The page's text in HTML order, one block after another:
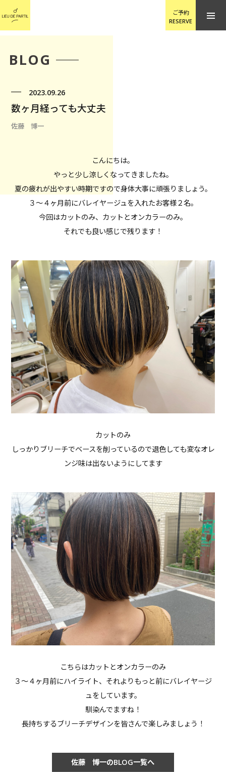
ご予約
RESERVE
BLOG
2023.09.26
数ヶ月経っても大丈夫
佐藤 博一
こんにちは。
やっと少し涼しくなってきましたね。
夏の疲れが出やすい時期ですので身体大事に頑張りましょう。
３〜４ヶ月前にバレイヤージュを入れたお客様２名。
今回はカットのみ、カットとオンカラーのみ。
それでも良い感じで残ります！
カットのみ
しっかりブリーチでベースを削っているので退色しても変なオレ
ンジ味は出ないようにしてます
こちらはカットとオンカラーのみ
３〜４ヶ月前にハイライト、それよりもっと前にバレイヤージ
ュをしています。
馴染んでますね！
長持ちするブリーチデザインを皆さんで楽しみましょう！
佐藤 博一のBLOG一覧へ